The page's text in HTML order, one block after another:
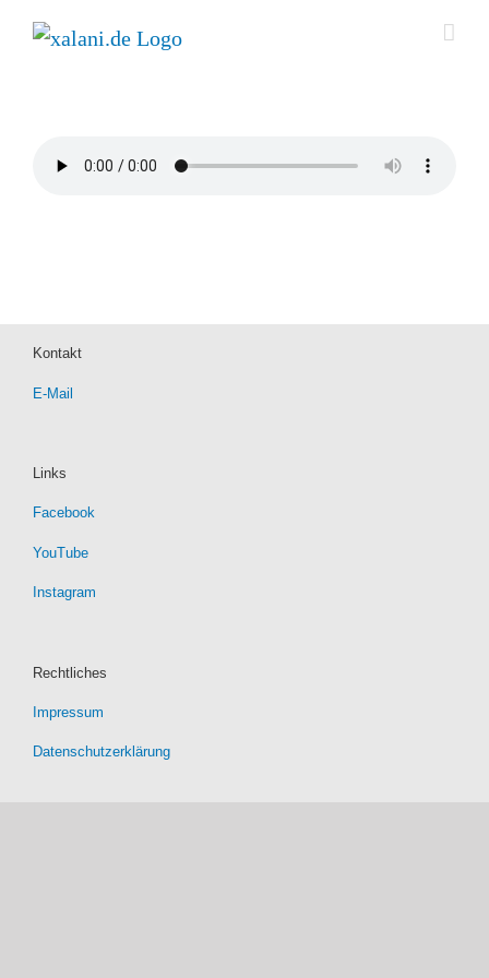
Inhalt
Kontakt
E-Mail
Links
Facebook
YouTube
Instagram
Rechtliches
Impressum
Datenschutzerklärung